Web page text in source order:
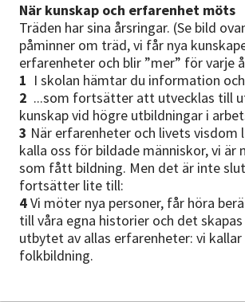
När kunskap och erfarenhet möts
Träden har sina årsringar. (Se bild
påminner om träd, vi får nya
erfarenheter och blir ”mer” för varje
1 I skolan hämtar du information
2 ...som fortsätter att utvecklas till
kunskap vid högre utbildningar i
3 När erfarenheter och livets visdom
kalla oss för bildade människor, vi är
som fått bildning. Men det är inte
fortsätter lite till:
4Vi möter nya personer, får höra
till våra egna historier och det
utbytet av allas erfarenheter: vi
folkbildning.